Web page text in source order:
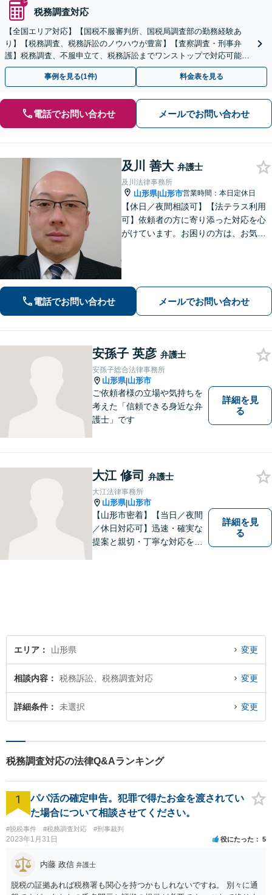
税務調査対応
【全国エリア対応】【国税不服審判所、国税局調査部の勤務経験あ
り】【税務調査、税務訴訟のノウハウが豊富】【査察調査・刑事弁
護】税務調査、不服申立て、税務訴訟までワンストップで対応可能！
事業承継にも対応【休日・夜間相談可】
事例を見る(1件) 料金表を見る
電話でお問い合わせ メールでお問い合わせ
及川 善大 弁護士
及川法律事務所
山形県|山形市営業時間：本日定休日
【休日／夜間相談可】【法テラス利用
可】依頼者の方に寄り添った対応を心
がけています。お困りの方は、お気軽
電話でお問い合わせ メールでお問い合わせ
安孫子 英彦 弁護士
安孫子総合法律事務所
山形県|山形市
ご依頼者様の立場や気持ちを
考えた「信頼できる身近な弁
護士」です
詳細を見
る
大江 修司 弁護士
大江法律事務所
山形県|山形市
【山形市密着】【当日／夜間
／休日対応可】迅速・確実な
提案と親切・丁寧な対応をい
伝いをいたします。
詳細を見
る
エリア 山形県 変更
相談内容 税務訴訟、税務調査対応 変更
詳細条件 未選択 変更
税務調査対応の法律Q&Aランキング
1
パパ活の確定申告。犯罪で得たお金を渡されてい
た場合について相談させてください。
#脱税事件 #税務調査対応 #刑事裁判
2023年1月31日 役にたった 5
内藤 政信 弁護士
脱税の証拠あれば税務署も関心を持つかもしれないですね。 別々に通